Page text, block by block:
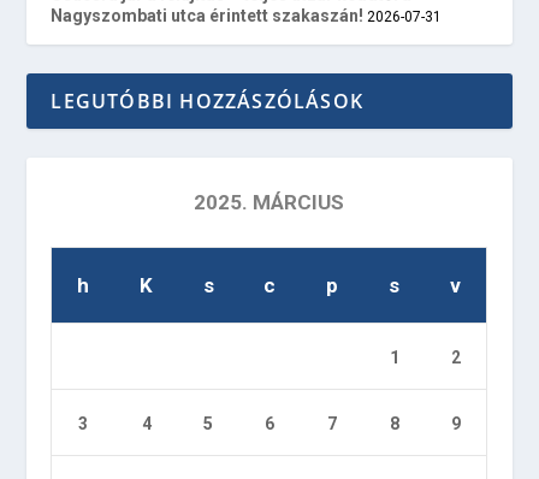
Nagyszombati utca érintett szakaszán! 2026-07-31
LEGUTÓBBI HOZZÁSZÓLÁSOK
2025. MÁRCIUS
h K s c p s v
1 2
3 4 5 6 7 8 9